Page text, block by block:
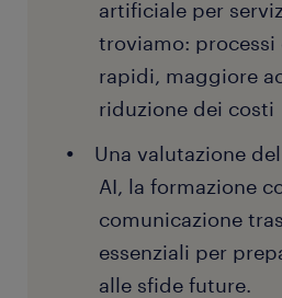
artificiale per
troviamo:
rapidi, maggiore
riduzione dei costi
Una valutazione
AI, la formazione
comunicazione
essenziali per
alle sfide future.